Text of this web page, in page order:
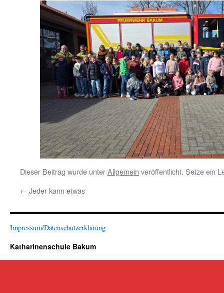
Dieser Beitrag wurde unterAllgemein veröffentlicht. Setze ein
← Jeder kann etwas
Impressum/Datenschutzerklärung
Katharinenschule Bakum